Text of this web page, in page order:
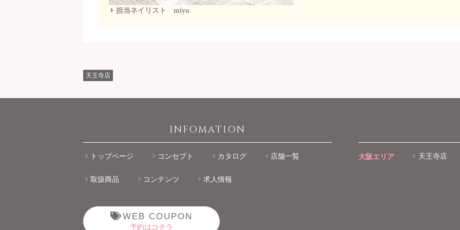
担当ネイリスト miyu
天王寺店
INFOMATION
トップページ コンセプト カタログ 店舗一覧
取扱商品 コンテンツ 求人情報
WEB COUPON
予約はコチラ
大阪エリア 天王寺店